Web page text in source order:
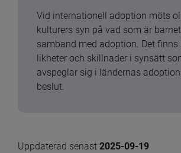
Vid internationell adoption möts
kulturers syn på vad som är
samband med adoption. Det finns
likheter och skillnader i synsätt
avspeglar sig i ländernas
beslut.
Uppdaterad senast 2025-09-19